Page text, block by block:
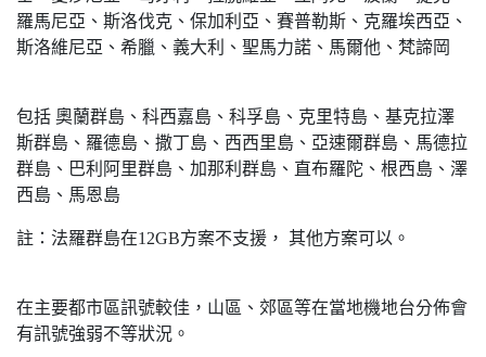
羅馬尼亞、斯洛伐克、保加利亞、賽普勒斯、克羅埃西亞、
斯洛維尼亞、希臘、義大利、聖馬力諾、馬爾他、梵諦岡
包括 奧蘭群島、科西嘉島、科孚島、克里特島、基克拉澤
斯群島、羅德島、撒丁島、西西里島、亞速爾群島、馬德拉
群島、巴利阿里群島、加那利群島、直布羅陀、根西島、澤
西島、馬恩島
註：法羅群島在12GB方案不支援， 其他方案可以。
在主要都市區訊號較佳，山區、郊區等在當地機地台分佈會
有訊號強弱不等狀況。